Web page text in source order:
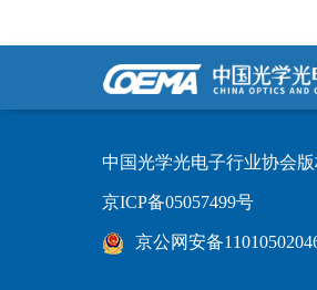
中国光学光电子行业协会版
京ICP备05057499号
京公网安备